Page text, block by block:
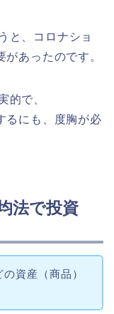
と、コロナショ
あったのです。
的で、
るにも、度胸が必
法で投資
資産（商品）